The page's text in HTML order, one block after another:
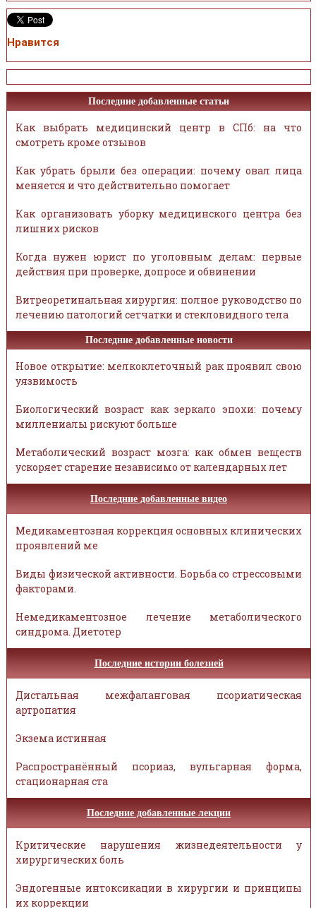
Нравится
Последние добавленные статьи
Как выбрать медицинский центр в СПб: на что
смотреть кроме отзывов
Как убрать брыли без операции: почему овал лица
меняется и что действительно помогает
Как организовать уборку медицинского центра без
лишних рисков
Когда нужен юрист по уголовным делам: первые
действия при проверке, допросе и обвинении
Витреоретинальная хирургия: полное руководство по
лечению патологий сетчатки и стекловидного тела
Последние добавленные новости
Новое открытие: мелкоклеточный рак проявил свою
уязвимость
Биологический возраст как зеркало эпохи: почему
миллениалы рискуют больше
Метаболический возраст мозга: как обмен веществ
ускоряет старение независимо от календарных лет
Последние добавленные видео
Медикаментозная коррекция основных клинических
проявлений ме
Виды физической активности. Борьба со стрессовыми
факторами.
Немедикаментозное лечение метаболического
синдрома. Диетотер
Последние истории болезней
Дистальная межфаланговая псориатическая
артропатия
Экзема истинная
Распространённый псориаз, вульгарная форма,
стационарная ста
Последние добавленные лекции
Критические нарушения жизнедеятельности у
хирургических боль
Эндогенные интоксикации в хирургии и принципы
их коррекции